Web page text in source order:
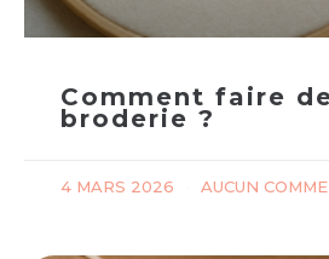
Comment faire
broderie ?
4 MARS 2026 AUCUN